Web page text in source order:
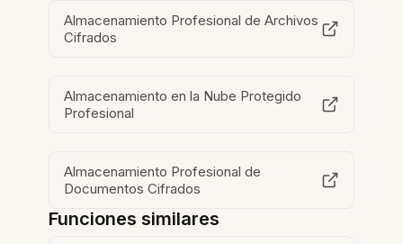
Almacenamiento Profesional de Archivos
Cifrados
Almacenamiento en la Nube Protegido
Profesional
Almacenamiento Profesional de
Documentos Cifrados
Funciones similares